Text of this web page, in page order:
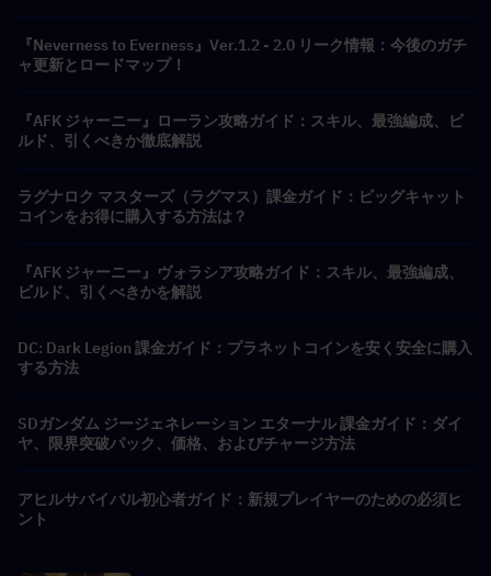
『Neverness to Everness』Ver.1.2 - 2.0 リーク情報：今後のガチ
ャ更新とロードマップ！
『AFK ジャーニー』ローラン攻略ガイド：スキル、最強編成、ビ
ルド、引くべきか徹底解説
ラグナロク マスターズ（ラグマス）課金ガイド：ビッグキャット
コインをお得に購入する方法は？
『AFK ジャーニー』ヴォラシア攻略ガイド：スキル、最強編成、
ビルド、引くべきかを解説
DC: Dark Legion 課金ガイド：プラネットコインを安く安全に購入
する方法
SDガンダム ジージェネレーション エターナル 課金ガイド：ダイ
ヤ、限界突破パック、価格、およびチャージ方法
アヒルサバイバル初心者ガイド：新規プレイヤーのための必須ヒ
ント